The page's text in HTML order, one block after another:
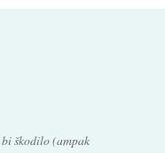
škodilo (ampak